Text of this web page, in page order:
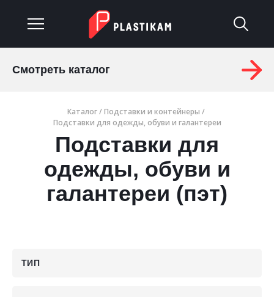
Изделия на заказ
Материалы
Гарантия
Смотреть каталог
Каталог/Подставки и контейнеры /
Подставки для одежды, обуви и галантереи
Подставки для
одежды, обуви и
галантереи (пэт)
ТИП